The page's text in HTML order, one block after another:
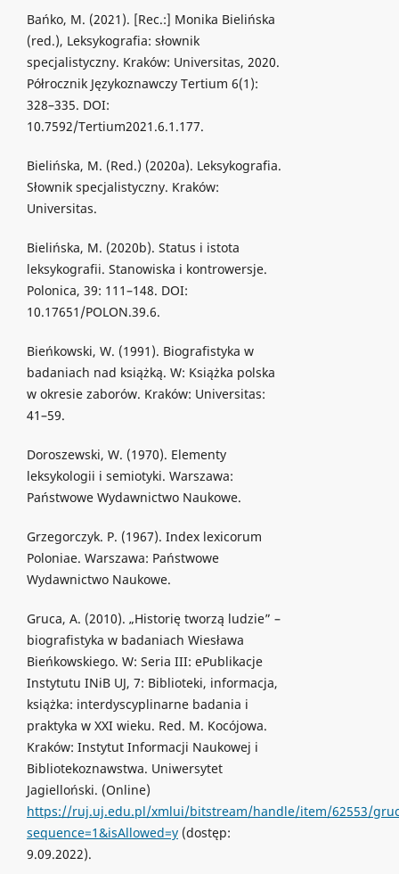
Bańko, M. (2021). [Rec.:] Monika Bielińska
(red.), Leksykografia: słownik
specjalistyczny. Kraków: Universitas, 2020.
Półrocznik Językoznawczy Tertium 6(1):
328–335. DOI:
10.7592/Tertium2021.6.1.177.
Bielińska, M. (Red.) (2020a). Leksykografia.
Słownik specjalistyczny. Kraków:
Universitas.
Bielińska, M. (2020b). Status i istota
leksykografii. Stanowiska i kontrowersje.
Polonica, 39: 111–148. DOI:
10.17651/POLON.39.6.
Bieńkowski, W. (1991). Biografistyka w
badaniach nad książką. W: Książka polska
w okresie zaborów. Kraków: Universitas:
41–59.
Doroszewski, W. (1970). Elementy
leksykologii i semiotyki. Warszawa:
Państwowe Wydawnictwo Naukowe.
Grzegorczyk. P. (1967). Index lexicorum
Poloniae. Warszawa: Państwowe
Wydawnictwo Naukowe.
Gruca, A. (2010). „Historię tworzą ludzie” –
biografistyka w badaniach Wiesława
Bieńkowskiego. W: Seria III: ePublikacje
Instytutu INiB UJ, 7: Biblioteki, informacja,
książka: interdyscyplinarne badania i
praktyka w XXI wieku. Red. M. Kocójowa.
Kraków: Instytut Informacji Naukowej i
Bibliotekoznawstwa. Uniwersytet
Jagielloński. (Online)
https://ruj.uj.edu.pl/xmlui/bitstream/handle/item/62553/
sequence=1&isAllowed=y(dostęp:
9.09.2022).